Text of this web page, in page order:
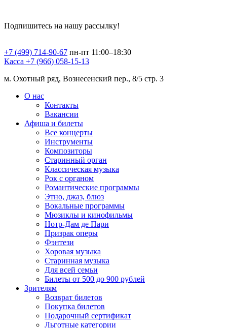
Подпишитесь на нашу рассылку!
+7 (499) 714-90-67 пн-пт 11:00–18:30
Касса +7 (966) 058-15-13
м. Охотный ряд, Вознесенский пер., 8/5 стр. 3
О нас
Контакты
Вакансии
Афиша и билеты
Все концерты
Инструменты
Композиторы
Старинный орган
Классическая музыка
Рок с органом
Романтические программы
Этно, джаз, блюз
Вокальные программы
Мюзиклы и кинофильмы
Нотр-Дам де Пари
Призрак оперы
Фэнтези
Хоровая музыка
Старинная музыка
Для всей семьи
Билеты от 500 до 900 рублей
Зрителям
Возврат билетов
Покупка билетов
Подарочный сертификат
Льготные категории